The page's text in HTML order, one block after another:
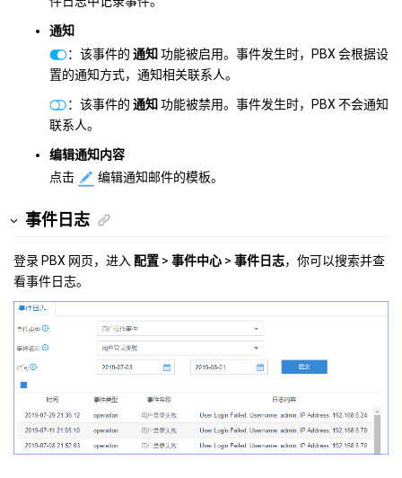
通知
：该事件的 通知功能被启用。事件发生时，PBX 会根据设
置的通知方式，通知相关联系人。
：该事件的 通知功能被禁用。事件发生时，PBX 不会通知
联系人。
编辑通知内容
点击
编辑通知邮件的模板。
事件日志
登录 PBX 网页，进入 配置 > 事件中心 > 事件日志，你可以搜索并查
看事件日志。